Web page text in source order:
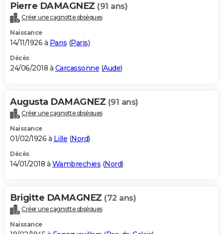
Pierre DAMAGNEZ (91 ans)
Créer une cagnotte obsèques
Naissance
14/11/1926 à Paris (Paris)
Décès
24/06/2018 à Carcassonne (Aude)
Augusta DAMAGNEZ (91 ans)
Créer une cagnotte obsèques
Naissance
01/02/1926 à Lille (Nord)
Décès
14/01/2018 à Wambrechies (Nord)
Brigitte DAMAGNEZ (72 ans)
Créer une cagnotte obsèques
Naissance